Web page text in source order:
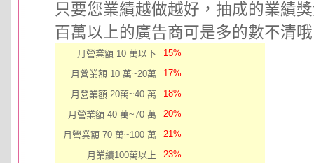
只要您業績越做越好，抽成的業績
百萬以上的廣告商可是多的數不清
月營業額 10 萬以下
15%
月營業額 10 萬~20萬
17%
月營業額 20萬~40 萬
18%
月營業額 40 萬~70 萬
20%
月營業額 70 萬~100 萬
21%
月業績100萬以上
23%